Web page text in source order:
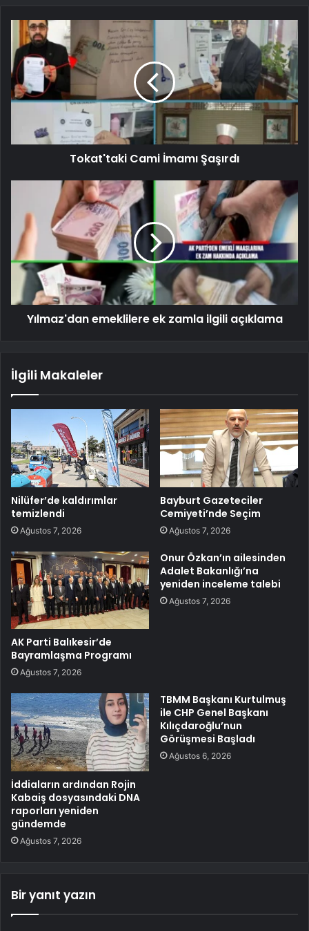
Tokat'taki Cami İmamı Şaşırdı
Yılmaz'dan emeklilere ek zamla ilgili açıklama
İlgili Makaleler
Nilüfer’de kaldırımlar
temizlendi
Ağustos 7, 2026
Bayburt Gazeteciler
Cemiyeti’nde Seçim
Ağustos 7, 2026
AK Parti Balıkesir’de
Bayramlaşma Programı
Ağustos 7, 2026
Onur Özkan’ın ailesinden
Adalet Bakanlığı’na
yeniden inceleme talebi
Ağustos 7, 2026
İddiaların ardından Rojin
Kabaiş dosyasındaki DNA
raporları yeniden
gündemde
Ağustos 7, 2026
TBMM Başkanı Kurtulmuş
ile CHP Genel Başkanı
Kılıçdaroğlu’nun
Görüşmesi Başladı
Ağustos 6, 2026
Bir yanıt yazın